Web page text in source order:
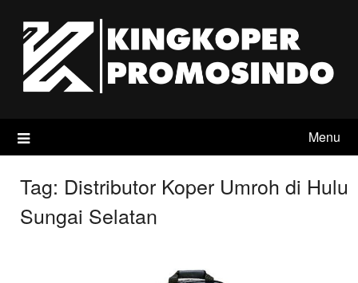
content
Menu
Tag: Distributor Koper Umroh di Hulu
Sungai Selatan